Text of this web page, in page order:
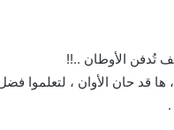
تُدفن الأوطان ..!!
قد حان الأوان ، لتعلموا
.